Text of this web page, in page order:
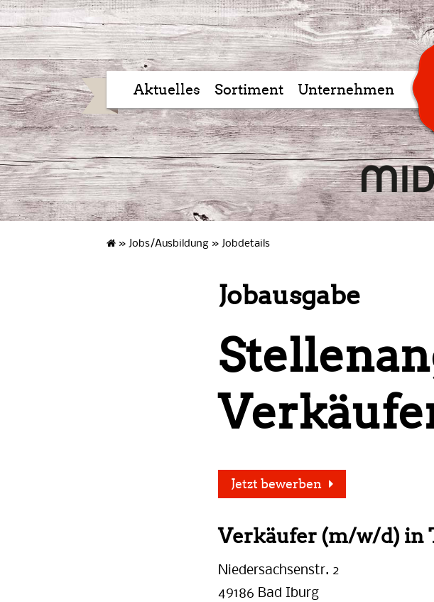
Aktuelles Sortiment Unternehmen
» Jobs/Ausbildung » Jobdetails
Jobausgabe
Jetzt bewerben
Verkäufer (m/w/d) in
Niedersachsenstr. 2
49186 Bad Iburg